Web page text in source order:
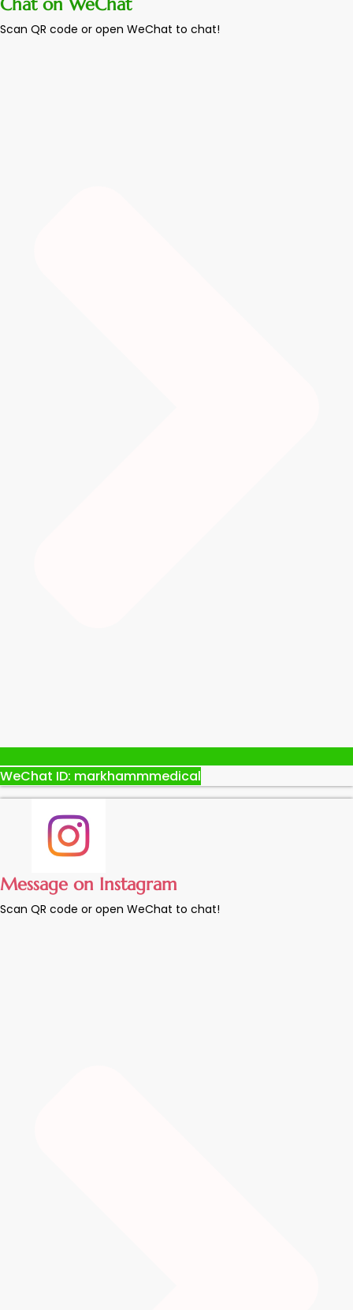
Chat on WeChat
Scan QR code or open WeChat to chat!
WeChat ID: markhammmedical
Message on Instagram
Scan QR code or open WeChat to chat!